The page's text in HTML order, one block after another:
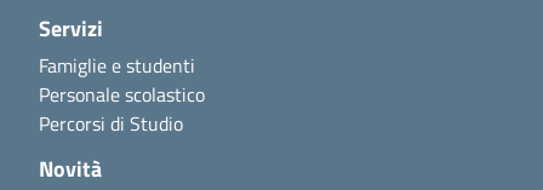
Servizi
Famiglie e studenti
Personale scolastico
Percorsi di Studio
Novità